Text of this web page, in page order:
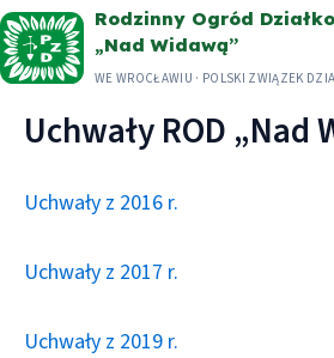
Przejdź
do
treści
Rodzinny Ogród
„Nad Widawą”
WE WROCŁAWIU · POLSKI ZWIĄZEK
Uchwały ROD „Nad
Uchwały z 2016 r.
Uchwały z 2017 r.
Uchwały z 2019 r.